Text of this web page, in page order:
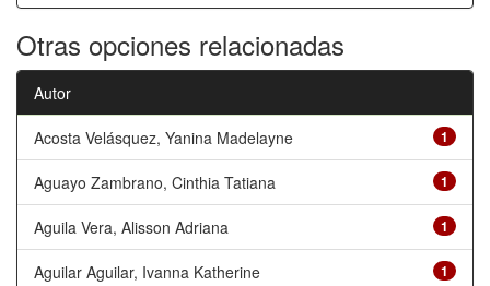
Otras opciones relacionadas
Autor
1
Acosta Velásquez, Yanina Madelayne
1
Aguayo Zambrano, Cinthia Tatiana
1
Aguila Vera, Alisson Adriana
1
Aguilar Aguilar, Ivanna Katherine